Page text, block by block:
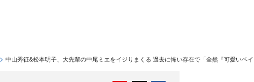
中山秀征&松本明子、大先輩の中尾ミエをイジりまくる 過去に怖い存在で「全然『可愛いベイ